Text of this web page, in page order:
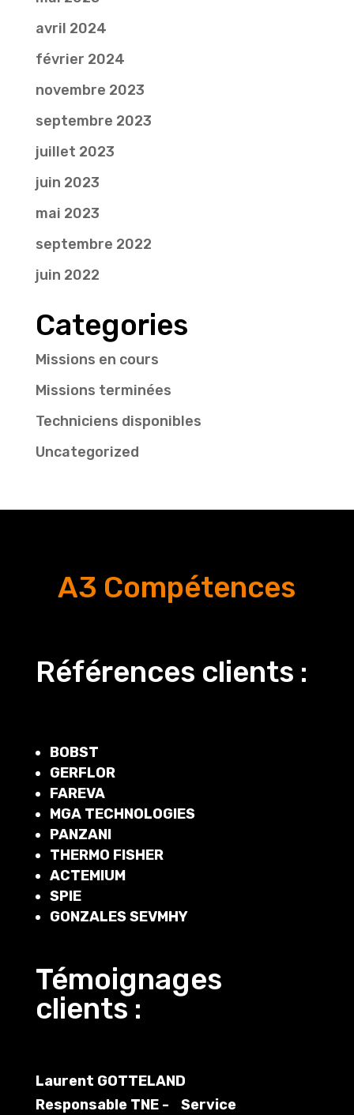
avril 2024
février 2024
novembre 2023
septembre 2023
juillet 2023
juin 2023
mai 2023
septembre 2022
juin 2022
Categories
Missions en cours
Missions terminées
Techniciens disponibles
Uncategorized
A3 Compétences
Références clients :
BOBST
GERFLOR
FAREVA
MGA TECHNOLOGIES
PANZANI
THERMO FISHER
ACTEMIUM
SPIE
GONZALES SEVMHY
Témoignages
clients :
Laurent GOTTELAND
Responsable TNE - Service